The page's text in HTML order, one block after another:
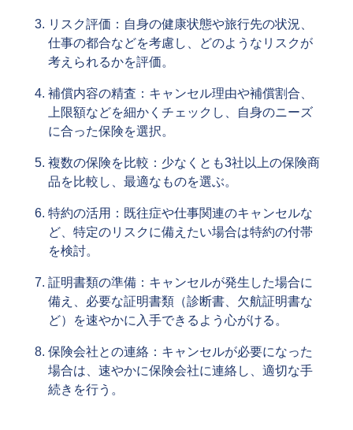
リスク評価：自身の健康状態や旅行先の状況、
仕事の都合などを考慮し、どのようなリスクが
考えられるかを評価。
補償内容の精査：キャンセル理由や補償割合、
上限額などを細かくチェックし、自身のニーズ
に合った保険を選択。
複数の保険を比較：少なくとも3社以上の保険商
品を比較し、最適なものを選ぶ。
特約の活用：既往症や仕事関連のキャンセルな
ど、特定のリスクに備えたい場合は特約の付帯
を検討。
証明書類の準備：キャンセルが発生した場合に
備え、必要な証明書類（診断書、欠航証明書な
ど）を速やかに入手できるよう心がける。
保険会社との連絡：キャンセルが必要になった
場合は、速やかに保険会社に連絡し、適切な手
続きを行う。